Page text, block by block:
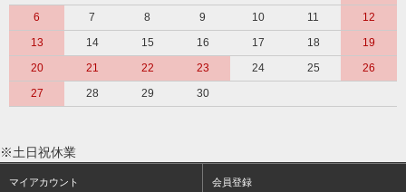
6
7 8 9 10 11
12
13
14 15 16 17 18
19
20
21 22 23 24 25
26
27
28 29 30
※土日祝休業
マイアカウント 会員登録